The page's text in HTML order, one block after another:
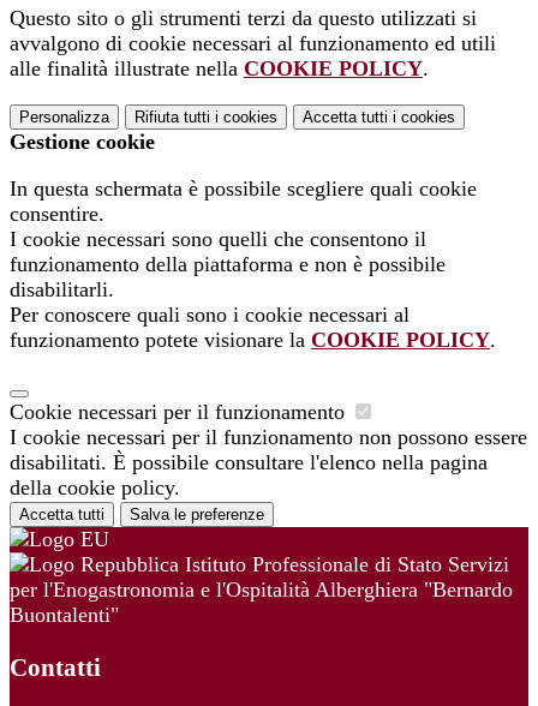
Questo sito o gli strumenti terzi da questo utilizzati si
avvalgono di cookie necessari al funzionamento ed utili
alle finalità illustrate nella COOKIE POLICY.
Personalizza Rifiuta tutti i cookies Accetta tutti i cookies
Gestione cookie
In questa schermata è possibile scegliere quali cookie
consentire.
I cookie necessari sono quelli che consentono il
funzionamento della piattaforma e non è possibile
disabilitarli.
Per conoscere quali sono i cookie necessari al
funzionamento potete visionare la COOKIE POLICY.
Cookie necessari per il funzionamento
I cookie necessari per il funzionamento non possono essere
disabilitati. È possibile consultare l'elenco nella pagina
della cookie policy.
Accetta tutti Salva le preferenze
Istituto Professionale di Stato Servizi
per l'Enogastronomia e l'Ospitalità Alberghiera "Bernardo
Buontalenti"
Contatti